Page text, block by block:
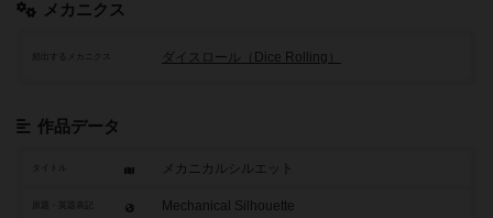
メカニクス
頻出するメカニクス ダイスロール（Dice Rolling）
作品データ
タイトル メカニカルシルエット
Mechanical Silhouette